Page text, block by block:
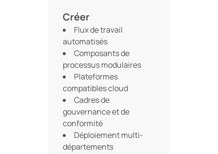
Créer
Flux de travail
automatisés
Composants de
processus modulaires
Plateformes
compatibles cloud
Cadres de
gouvernance et de
conformité
Déploiement multi-
départements